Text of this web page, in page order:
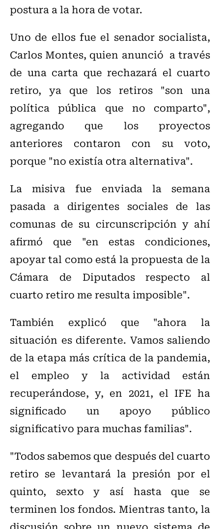
postura a la hora de votar.
Uno de ellos fue el senador socialista,
Carlos Montes, quien anunció a través
de una carta que rechazará el cuarto
retiro, ya que los retiros "son una
política pública que no comparto",
agregando que los proyectos
anteriores contaron con su voto,
porque "no existía otra alternativa".
La misiva fue enviada la semana
pasada a dirigentes sociales de las
comunas de su circunscripción y ahí
afirmó que "en estas condiciones,
apoyar tal como está la propuesta de la
Cámara de Diputados respecto al
cuarto retiro me resulta imposible".
También explicó que "ahora la
situación es diferente. Vamos saliendo
de la etapa más crítica de la pandemia,
el empleo y la actividad están
recuperándose, y, en 2021, el IFE ha
significado un apoyo público
significativo para muchas familias".
"Todos sabemos que después del cuarto
retiro se levantará la presión por el
quinto, sexto y así hasta que se
terminen los fondos. Mientras tanto, la